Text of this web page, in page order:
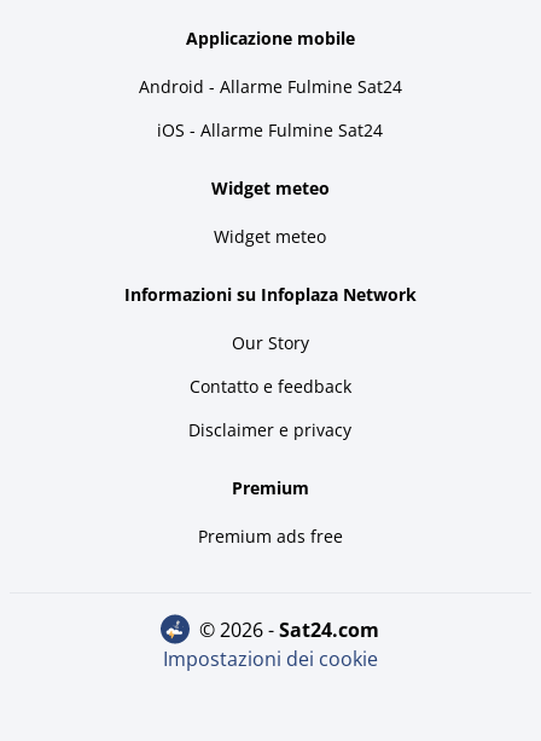
Applicazione mobile
Android - Allarme Fulmine Sat24
iOS - Allarme Fulmine Sat24
Widget meteo
Widget meteo
Informazioni su Infoplaza Network
Our Story
Contatto e feedback
Disclaimer e privacy
Premium
Premium ads free
© 2026 - sat24.com
Impostazioni dei cookie